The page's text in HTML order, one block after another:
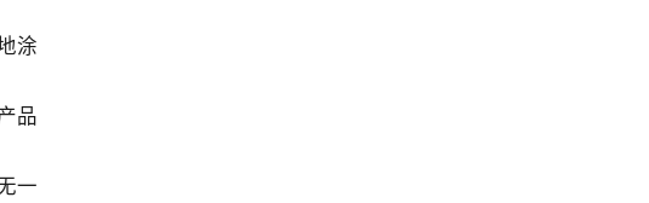
涂
品
一